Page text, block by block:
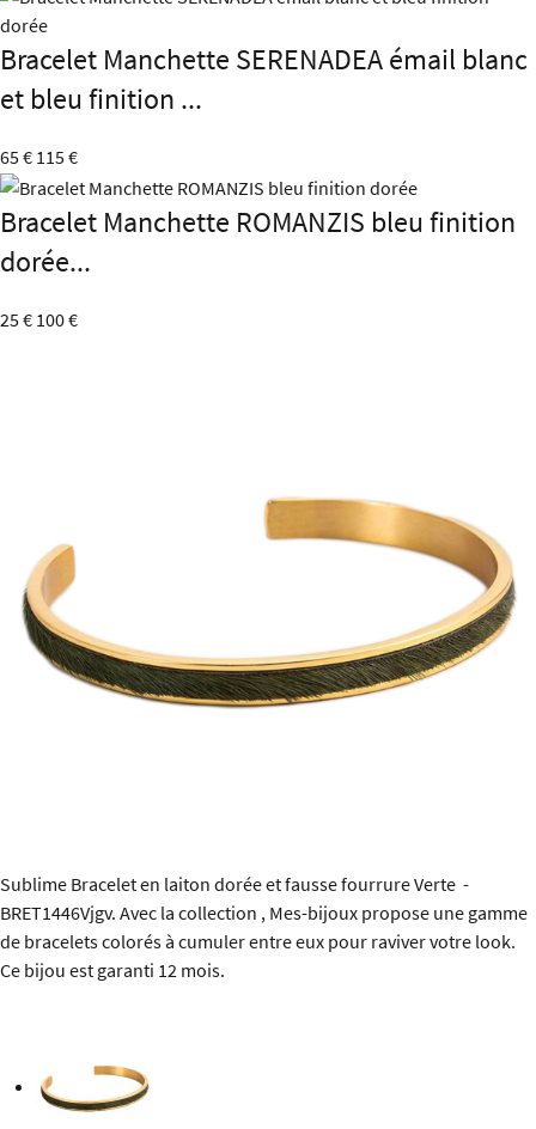
Bracelet Manchette SERENADEA émail blanc
et bleu finition ...
65 € 115 €
Bracelet Manchette ROMANZIS bleu finition
dorée...
25 € 100 €
Sublime Bracelet en laiton dorée et fausse fourrure Verte -
BRET1446Vjgv. Avec la collection , Mes-bijoux propose une gamme
de bracelets colorés à cumuler entre eux pour raviver votre look.
Ce bijou est garanti 12 mois.